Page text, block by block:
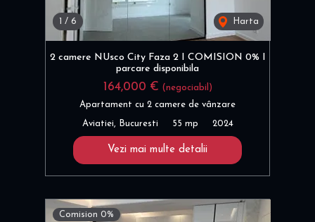
/ 6 Harta
2 camere NUsco City Faza 2 I COMISION 0% I
parcare disponibila
164,000 € (negociabil)
Apartament cu 2 camere de vânzare
Aviatiei, Bucuresti 55 mp 2024
Vezi mai multe detalii
Comision 0%